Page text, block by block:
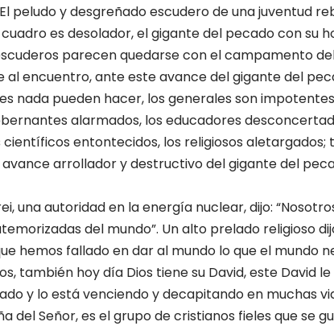
peludo y desgreñado escudero de una juventud
es desolador, el gigante del pecado con su
parecen quedarse con el campamento
al encuentro, ante este avance del gigante del
nada pueden hacer, los generales son
alarmados, los educadores
científicos entontecidos, los religiosos
arrollador y destructivo del gigante del
una autoridad en la energía nuclear, dijo:
del mundo”. Un alto prelado religioso
hemos fallado en dar al mundo lo que el mundo
también hoy día Dios tiene su David, este David
y lo está venciendo y decapitando en muchas
del Señor, es el grupo de cristianos fieles que se